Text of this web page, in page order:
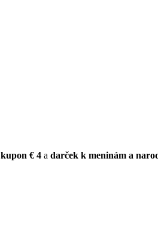
kupon € 4 a darček k meninám a